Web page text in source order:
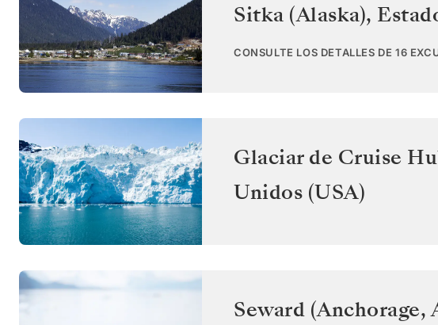
Sitka (Alaska),
CONSULTE LOS DETALLES DE 16
Glaciar de Cruise
Unidos (USA)
Seward (Anchorage,